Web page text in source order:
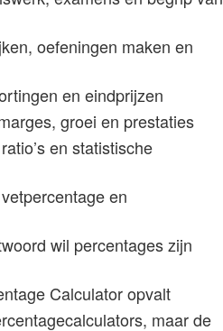
oefeningen maken en
en eindprijzen
groei en prestaties
en statistische
en
wil percentages zijn
Calculator opvalt
maar de